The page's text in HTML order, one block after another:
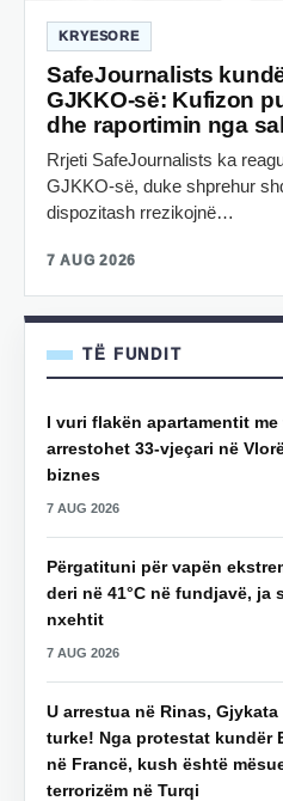
KRYESORE
SafeJournalists
GJKKO-së: Kufizon
dhe raportimin nga
Rrjeti SafeJournalists ka
GJKKO-së, duke shprehur
dispozitash rrezikojnë…
7 AUG 2026
TË FUNDIT
I vuri flakën apartamentit
arrestohet 33-vjeçari në
biznes
7 AUG 2026
Përgatituni për vapën
deri në 41°C në fundjavë, ja
nxehtit
7 AUG 2026
U arrestua në Rinas,
turke! Nga protestat kundër
në Francë, kush është
terrorizëm në Turqi